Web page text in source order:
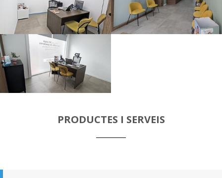
PRODUCTES I SERVEIS